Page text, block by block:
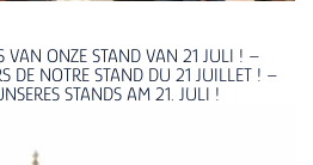
VAN ONZE STAND VAN 21 JULI ! –
DE NOTRE STAND DU 21 JUILLET ! –
STANDS AM 21. JULI !